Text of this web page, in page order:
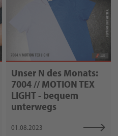
Unser N des Monats:
7004 // MOTION TEX
LIGHT - bequem
unterwegs
01.08.2023